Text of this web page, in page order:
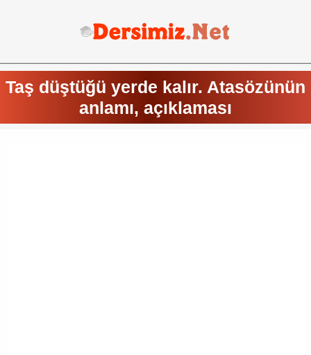
Taş düştüğü yerde kalır. Atasözünün
anlamı, açıklaması